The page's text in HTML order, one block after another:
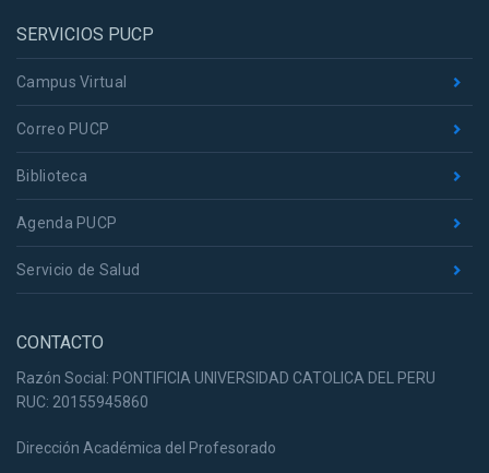
SERVICIOS PUCP
Campus Virtual
Correo PUCP
Biblioteca
Agenda PUCP
Servicio de Salud
CONTACTO
Razón Social: PONTIFICIA UNIVERSIDAD CATOLICA DEL PERU
RUC: 20155945860
Dirección Académica del Profesorado